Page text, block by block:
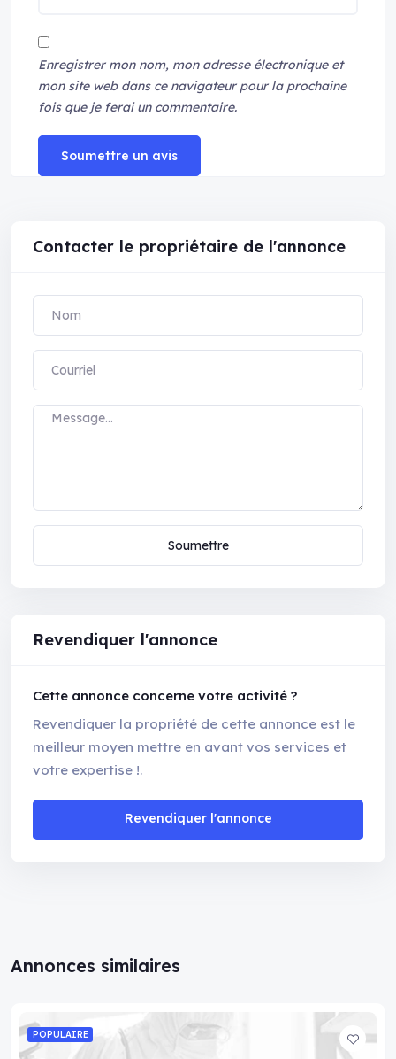
Enregistrer mon nom, mon adresse électronique et
mon site web dans ce navigateur pour la prochaine
fois que je ferai un commentaire.
Soumettre un avis
Contacter le propriétaire de l'annonce
Soumettre
Revendiquer l'annonce
Cette annonce concerne votre activité ?
Revendiquer la propriété de cette annonce est le
meilleur moyen mettre en avant vos services et
votre expertise !.
Revendiquer l'annonce
Annonces similaires
POPULAIRE